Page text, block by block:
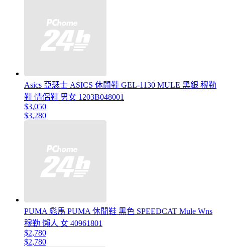
Asics 亞瑟士 ASICS 休閒鞋 GEL-1130 MULE 黑銀 穆勒
鞋 情侶鞋 男女 1203B048001
$3,050
$3,280
PUMA 彪馬 PUMA 休閒鞋 黑色 SPEEDCAT Mule Wns
穆勒 懶人 女 40961801
$2,780
$2,780